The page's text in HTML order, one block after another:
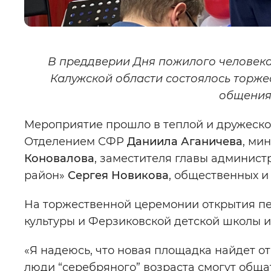
В преддверии Дня пожилого
Калужской области состоялось
Мероприятие прошло в теплой и
Отделением СФР Даниила Аганичева,
Коновалова, заместителя главы
район» Сергея Новикова, общественных и
На торжественной церемонии открытия
культуры и Ферзиковской детской школы
«Я надеюсь, что новая площадка найдет
люди “серебряного” возраста смогут